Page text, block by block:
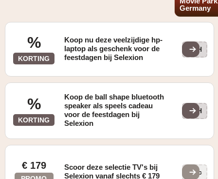
Germany
%
KORTING
Koop nu deze veelzijdige hp-
laptop als geschenk voor de
feestdagen bij Selexion
ITH
%
KORTING
Koop de ball shape bluetooth
speaker als speels cadeau
voor de feestdagen bij
Selexion
AUH
€ 179
Scoor deze selectie TV's bij
Selexion vanaf slechts € 179
QIc